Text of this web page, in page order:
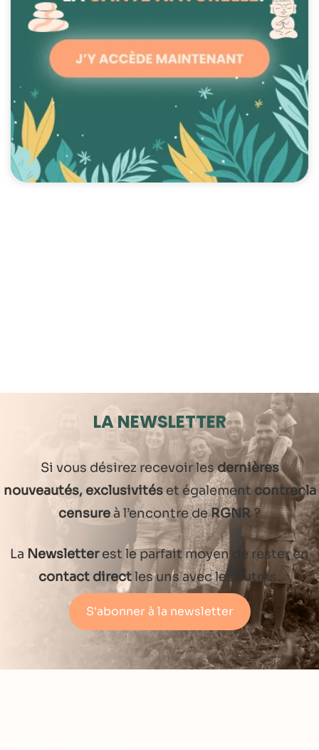
LA NEWSLETTER
Si vous désirez recevoir lesdernières
nouveautés, exclusivitéset également contrer la
censureà l’encontre deRGNR?
La Newsletterest le parfait moyen de rester en
contact directles uns avec les autres.
S'abonner à la newsletter